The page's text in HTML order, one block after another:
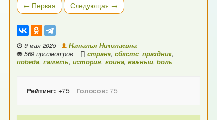
← Первая Следующая →
9 мая 2025
Наталья Николаевна
569 просмотров
страна,сбпстс,праздник,
победа,память,история,война,важный,боль
Рейтинг: +75 Голосов: 75